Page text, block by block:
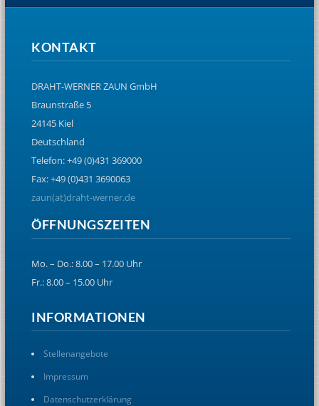
KONTAKT
DRAHT-WERNER ZAUN GmbH
Braunstraße 5
24145 Kiel
Deutschland
Telefon: +49 (0)431 369000
Fax: +49 (0)431 3690063
zaun(at)draht-werner.de
ÖFFNUNGSZEITEN
Mo. – Do.: 8.00 – 17.00 Uhr
Fr.: 8.00 – 15.00 Uhr
INFORMATIONEN
Stellenangebote
Impressum
Datenschutzerklärung